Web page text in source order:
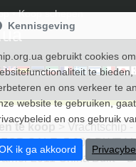
• Koop schepen
te koop
Vrachtschip
FOR SALE: 5,000 DWT
2011 China Built –
Kennisgeving
gebruikt cookies
te
en ons verkeer te
website te gebruiken,
en ons gebruik
ik ga akkoord